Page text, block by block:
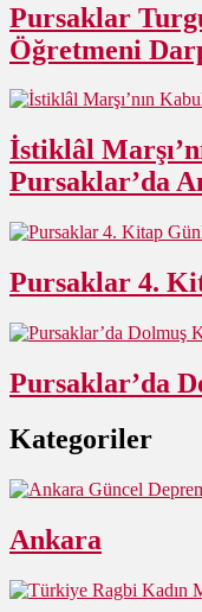
Pursaklar
Öğretmeni
İstiklâl
Pursaklar’da
Pursaklar 4.
Pursaklar’da
Kategoriler
Ankara